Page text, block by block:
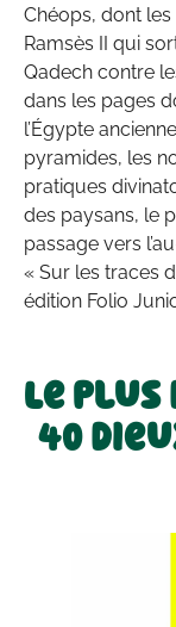
Chéops, dont
Ramsès II qui
Qadech contre
dans les pages
l’Égypte
pyramides, les
pratiques
des paysans, le
passage vers
« Sur les traces
édition Folio
Le plus
40